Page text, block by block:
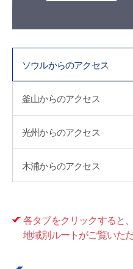
ソウルからのアクセス
釜山からのアクセス
光州からのアクセス
木浦からのアクセス
各タブをクリックすると、
地域別ルートがご覧いただ